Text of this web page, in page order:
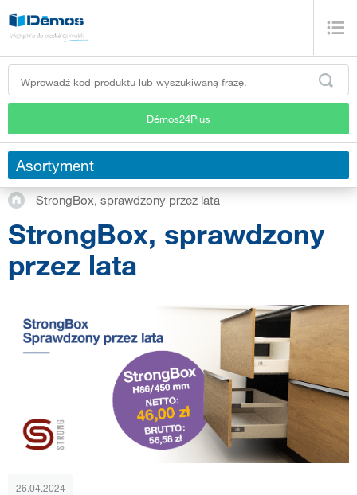
Démos24Plus
Asortyment
StrongBox, sprawdzony przez lata
StrongBox, sprawdzony
przez lata
26.04.2024